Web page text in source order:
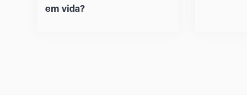
em vida?